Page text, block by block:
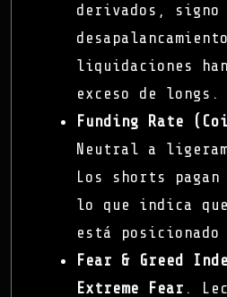
derivados, signo
liquidaciones
exceso de longs.
Funding Rate
Neutral a
Los shorts pagan
lo que indica
está
Fear & Greed
Extreme Fear .